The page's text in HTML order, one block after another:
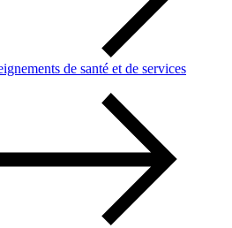
de santé et de services